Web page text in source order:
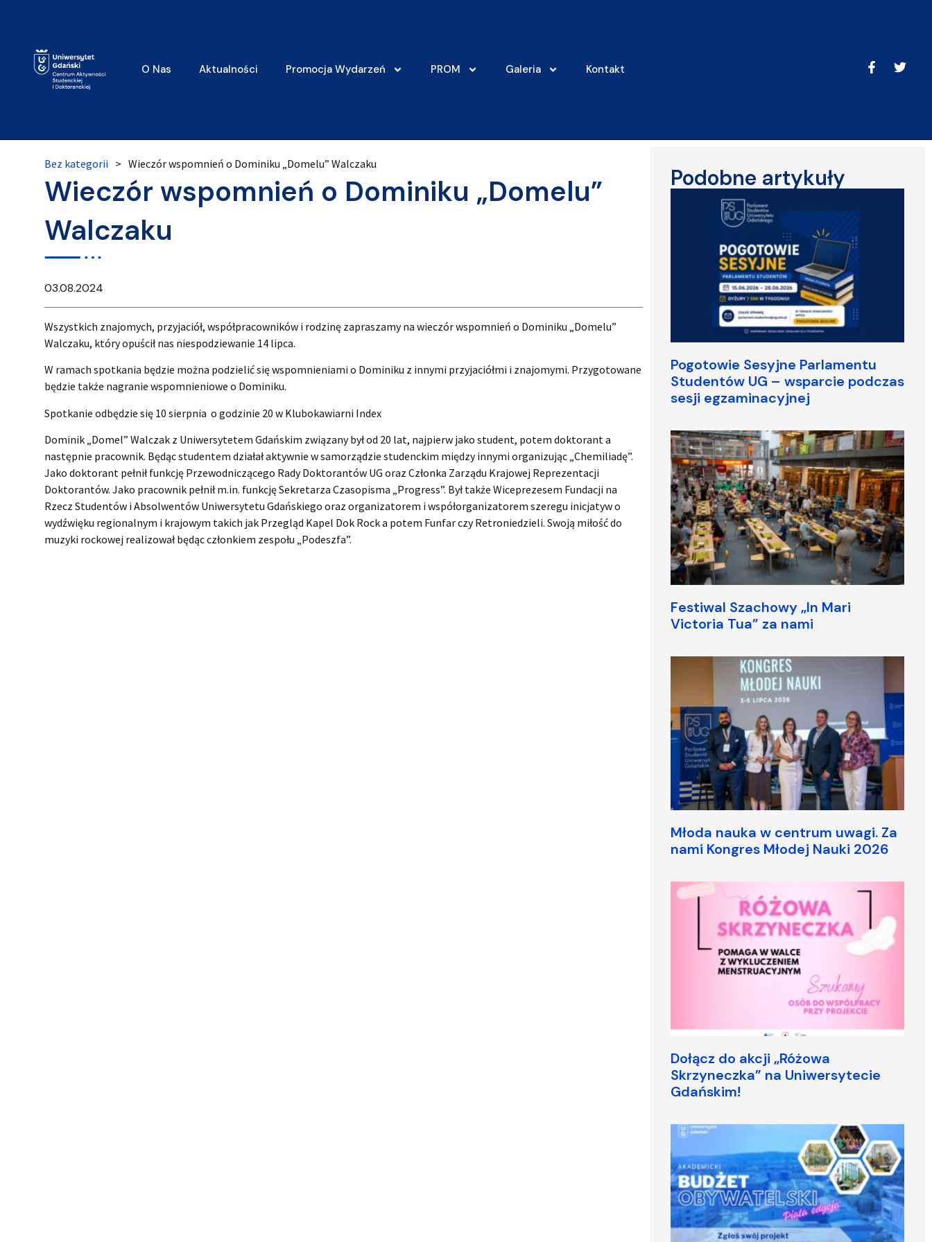
O Nas Aktualności Promocja Wydarzeń PROM Galeria Kontakt
Podobne artykuły
Pogotowie Sesyjne Parlamentu
Studentów UG – wsparcie podczas
sesji egzaminacyjnej
Festiwal Szachowy „In Mari
Victoria Tua” za nami
Młoda nauka w centrum uwagi. Za
nami Kongres Młodej Nauki 2026
Dołącz do akcji „Różowa
Skrzyneczka” na Uniwersytecie
Gdańskim!
Bez kategorii > Wieczór wspomnień o Dominiku „Domelu” Walczaku
Wieczór wspomnień o Dominiku „Domelu”
Walczaku
03.08.2024
Wszystkich znajomych, przyjaciół, współpracowników i rodzinę zapraszamy na wieczór wspomnień o Dominiku „Domelu”
Walczaku, który opuścił nas niespodziewanie 14 lipca.
W ramach spotkania będzie można podzielić się wspomnieniami o Dominiku z innymi przyjaciółmi i znajomymi. Przygotowane
będzie także nagranie wspomnieniowe o Dominiku.
Spotkanie odbędzie się 10 sierpnia o godzinie 20 w Klubokawiarni Index
Dominik „Domel” Walczak z Uniwersytetem Gdańskim związany był od 20 lat, najpierw jako student, potem doktorant a
następnie pracownik. Będąc studentem działał aktywnie w samorządzie studenckim między innymi organizując „Chemiliadę”.
Jako doktorant pełnił funkcję Przewodniczącego Rady Doktorantów UG oraz Członka Zarządu Krajowej Reprezentacji
Doktorantów. Jako pracownik pełnił m.in. funkcję Sekretarza Czasopisma „Progress”. Był także Wiceprezesem Fundacji na
Rzecz Studentów i Absolwentów Uniwersytetu Gdańskiego oraz organizatorem i współorganizatorem szeregu inicjatyw o
wydźwięku regionalnym i krajowym takich jak Przegląd Kapel Dok Rock a potem Funfar czy Retroniedzieli. Swoją miłość do
muzyki rockowej realizował będąc członkiem zespołu „Podeszfa”.